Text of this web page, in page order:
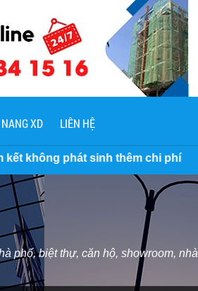
XD LIÊN HỆ
chi phí
phố, biệt thự, căn hộ, showroom, nhà